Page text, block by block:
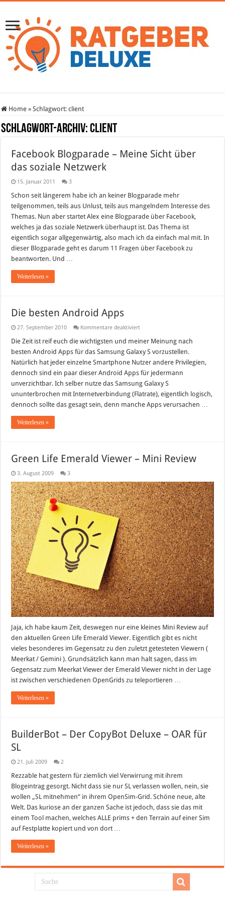
Home » Schlagwort:client
Schlagwort-Archiv:client
Facebook Blogparade – Meine Sicht über
das soziale Netzwerk
15. Januar 2011 3
Schon seit längerem habe ich an keiner Blogparade mehr
teilgenommen, teils aus Unlust, teils aus mangelndem Interesse des
Themas. Nun aber startet Alex eine Blogparade über Facebook,
welches ja das soziale Netzwerk überhaupt ist. Das Thema ist
eigentlich sogar allgegenwärtig, also mach ich da einfach mal mit. In
dieser Blogparade geht es darum 11 Fragen über Facebook zu
beantworten. Und …
Weiterlesen »
Die besten Android Apps
27. September 2010 Kommentare deaktiviertfür
besten
Apps
Die Zeit ist reif euch die wichtigsten und meiner Meinung nach
besten Android Apps für das Samsung Galaxy S vorzustellen.
Natürlich hat jeder einzelne Smartphone Nutzer andere Privilegien,
dennoch sind ein paar dieser Android Apps für jedermann
unverzichtbar. Ich selber nutze das Samsung Galaxy S
ununterbrochen mit Internetverbindung (Flatrate), eigentlich logisch,
dennoch sollte das gesagt sein, denn manche Apps verursachen …
Weiterlesen »
Green Life Emerald Viewer – Mini Review
3. August 2009 3
Jaja, ich habe kaum Zeit, deswegen nur eine kleines Mini Review auf
den aktuellen Green Life Emerald Viewer. Eigentlich gibt es nicht
vieles besonderes im Gegensatz zu den zuletzt getesteten Viewern (
Meerkat / Gemini ). Grundsätzlich kann man halt sagen, dass im
Gegensatz zum Meerkat Viewer der Emerald Viewer nicht in der Lage
ist zwischen verschiedenen OpenGrids zu teleportieren …
Weiterlesen »
BuilderBot – Der CopyBot Deluxe – OAR für
SL
21. Juli 2009 2
Rezzable hat gestern für ziemlich viel Verwirrung mit ihrem
Blogeintrag gesorgt. Nicht dass sie nur SL verlassen wollen, nein, sie
wollen „SL mitnehmen“ in ihrem OpenSim-Grid. Schöne neue, alte
Welt. Das kuriose an der ganzen Sache ist jedoch, dass sie das mit
einem Tool machen, welches ALLE prims + den Terrain auf einer Sim
auf Festplatte kopiert und von dort …
Weiterlesen »